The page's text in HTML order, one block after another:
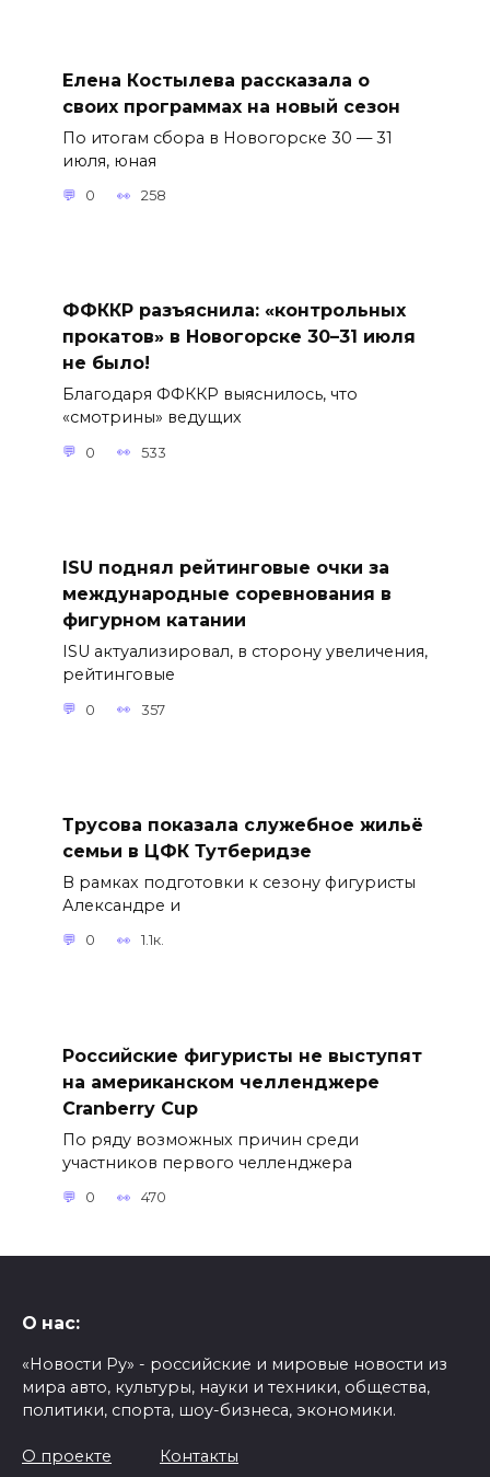
Елена Костылева рассказала о
своих программах на новый сезон
По итогам сбора в Новогорске 30 — 31
июля, юная
0 258
ФФККР разъяснила: «контрольных
прокатов» в Новогорске 30–31 июля
не было!
Благодаря ФФККР выяснилось, что
«смотрины» ведущих
0 533
ISU поднял рейтинговые очки за
международные соревнования в
фигурном катании
ISU актуализировал, в сторону увеличения,
рейтинговые
0 357
Трусова показала служебное жильё
семьи в ЦФК Тутберидзе
В рамках подготовки к сезону фигуристы
Александре и
0 1.1к.
Российские фигуристы не выступят
на американском челленджере
Cranberry Cup
По ряду возможных причин среди
участников первого челленджера
0 470
О нас:
«Новости Ру» - российские и мировые новости из
мира авто, культуры, науки и техники, общества,
политики, спорта, шоу-бизнеса, экономики.
О проекте Контакты